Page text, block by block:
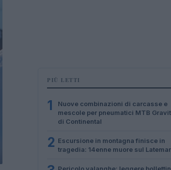
PIÙ LETTI
1
Nuove combinazioni di carcasse e
mescole per pneumatici MTB
di Continental
2 Escursione in montagna finisce in
tragedia: 14enne muore sul Latemar